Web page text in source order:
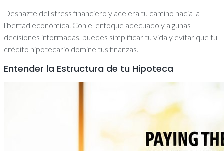
Deshazte del stress financiero y acelera tu camino hacia la
libertad económica. Con el enfoque adecuado y algunas
decisiones informadas, puedes simplificar tu vida y evitar que tu
crédito hipotecario domine tus finanzas.
Entender la Estructura de tu Hipoteca